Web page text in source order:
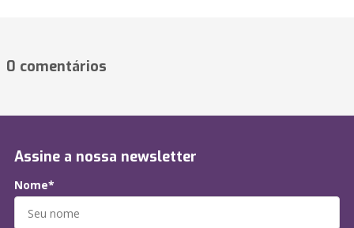
0 comentários
Assine a nossa newsletter
Nome*